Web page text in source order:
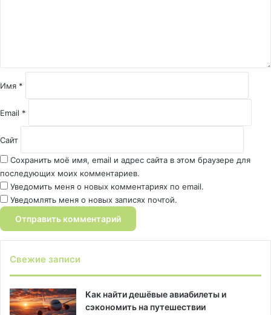
и
й
Имя *
Email *
Сайт
Сохранить моё имя, email и адрес сайта в этом браузере для
последующих моих комментариев.
Уведомить меня о новых комментариях по email.
Уведомлять меня о новых записях почтой.
Свежие записи
Как найти дешёвые авиабилеты и
сэкономить на путешествии